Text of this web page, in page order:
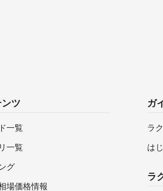
ツ
一覧
一覧
グ
場価格情報
ガ
ラ
は
ラ